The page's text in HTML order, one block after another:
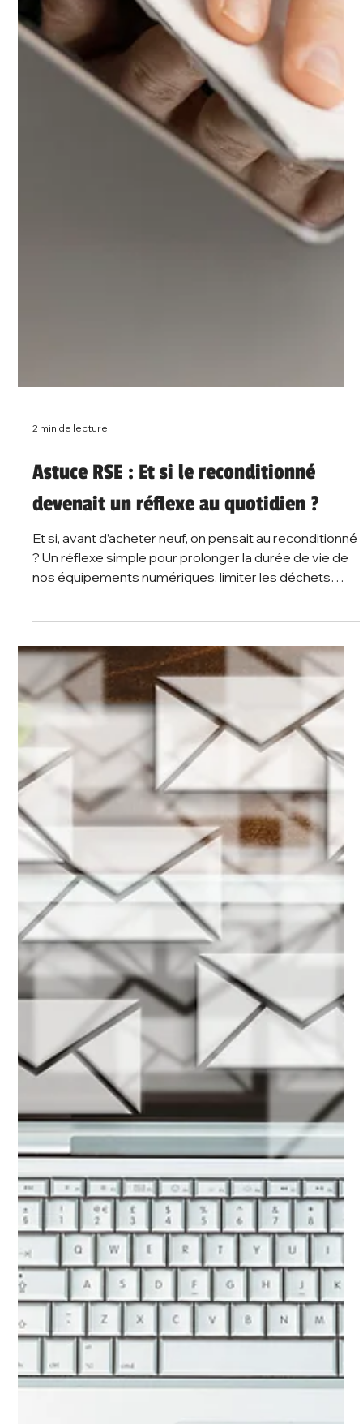
2 min de lecture
Astuce RSE : Et si le reconditionné
devenait un réflexe au quotidien ?
Et si, avant d’acheter neuf, on pensait au reconditionné
? Un réflexe simple pour prolonger la durée de vie de
nos équipements numériques, limiter les déchets
électroniques et réduire leur impact environnemental.